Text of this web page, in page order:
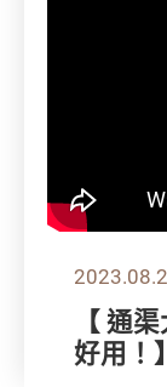
【 通
好用！】